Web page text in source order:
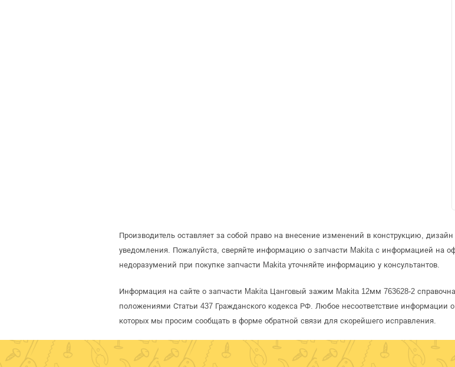
Производитель оставляет за собой право на внесение изменений в конструкцию,
уведомления. Пожалуйста, сверяйте информацию о запчасти Makita с информацией на
недоразумений при покупке запчасти Makita уточняйте информацию у консультантов.
Информация на сайте о запчасти Makita Цанговый зажим Makita 12мм 763628-2
положениями Статьи 437 Гражданского кодекса РФ. Любое несоответствие информации
которых мы просим сообщать в форме обратной связи для скорейшего исправления.